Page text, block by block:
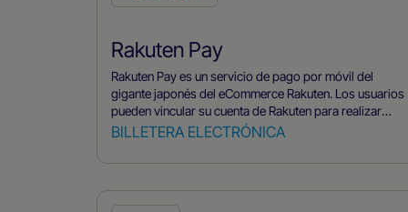
Rakuten Pay
Rakuten Pay es un servicio de pago por móvil del
gigante japonés del eCommerce Rakuten. Los usuarios
pueden vincular su cuenta de Rakuten para realizar
pagos seguros en diversos comercios utilizando
integrado con el programa de fidelidad de Rakuten, lo
BILLETERA ELECTRÓNICA